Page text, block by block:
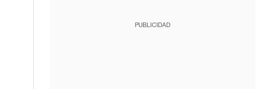
PUBLICIDAD